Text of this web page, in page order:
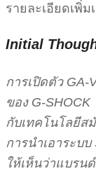
รายละเอียดเพิ่ม
Initial
การเปิดตัว GA-
ของ G-
กับเทคโนโลยีส
การนำเอาระบ
ให้เห็นว่าแบรน